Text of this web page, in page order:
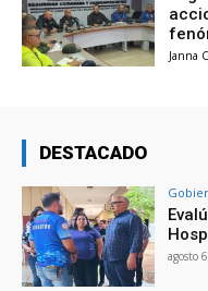
Janna
DESTACADO
agosto